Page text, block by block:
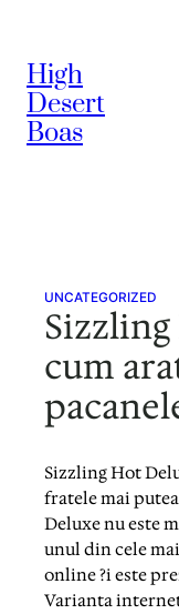
content
High
Desert
Boas
UNCATEGORIZED
cum
Sizzling Hot
fratele mai
Deluxe nu este
unul din cele
online ?i este
Varianta